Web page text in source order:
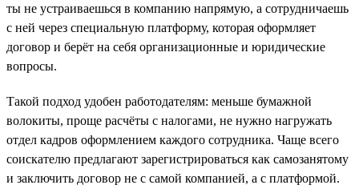
ты не устраиваешься в компанию напрямую, а сотрудничаешь
с ней через специальную платформу, которая оформляет
договор и берёт на себя организационные и юридические
вопросы.
Такой подход удобен работодателям: меньше бумажной
волокиты, проще расчёты с налогами, не нужно нагружать
отдел кадров оформлением каждого сотрудника. Чаще всего
соискателю предлагают зарегистрироваться как самозанятому
и заключить договор не с самой компанией, а с платформой.